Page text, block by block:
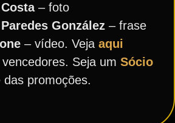
– foto
González – frase
– vídeo. Veja aqui
Seja um Sócio
das promoções.